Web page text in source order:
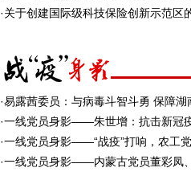
·关于创建国际级科技保险创新示范区
·易露茜委员：与病毒斗智斗勇 保障
·一线党员身影——朱世增：抗击新冠
·一线党员身影——“战疫”打响，农工
·一线党员身影——内蒙古党员董彩凤